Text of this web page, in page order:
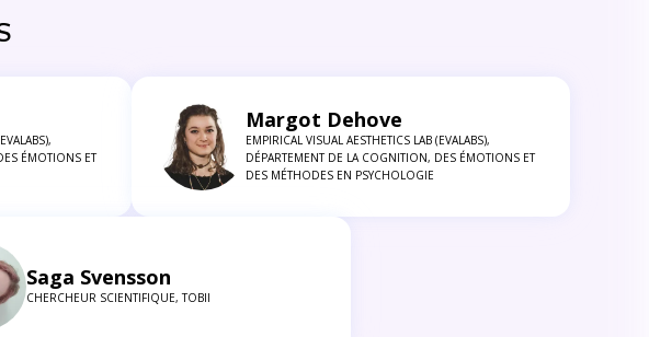
ÉMOTIONS ET
Margot Dehove
EMPIRICAL VISUAL AESTHETICS LAB (EVALABS),
DÉPARTEMENT DE LA COGNITION, DES ÉMOTIONS ET
DES MÉTHODES EN PSYCHOLOGIE
Saga Svensson
CHERCHEUR SCIENTIFIQUE, TOBII